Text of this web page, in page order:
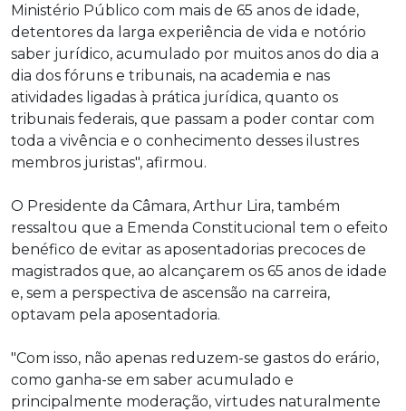
Ministério Público com mais de 65 anos de idade,
detentores da larga experiência de vida e notório
saber jurídico, acumulado por muitos anos do dia a
dia dos fóruns e tribunais, na academia e nas
atividades ligadas à prática jurídica, quanto os
tribunais federais, que passam a poder contar com
toda a vivência e o conhecimento desses ilustres
membros juristas", afirmou.
O Presidente da Câmara, Arthur Lira, também
ressaltou que a Emenda Constitucional tem o efeito
benéfico de evitar as aposentadorias precoces de
magistrados que, ao alcançarem os 65 anos de idade
e, sem a perspectiva de ascensão na carreira,
optavam pela aposentadoria.
"Com isso, não apenas reduzem-se gastos do erário,
como ganha-se em saber acumulado e
principalmente moderação, virtudes naturalmente